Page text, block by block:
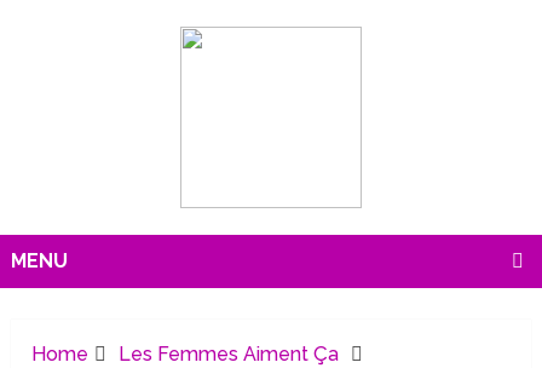
MENU
Home
Les Femmes Aiment Ça